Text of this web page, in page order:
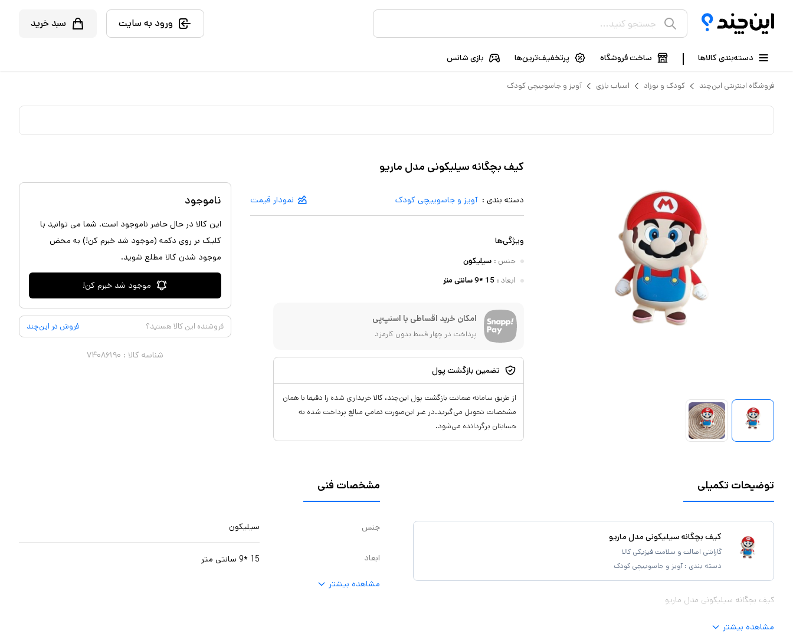
ورود به سایت سبد خرید
دسته‌بندی کالاها ساخت فروشگاه پرتخفیف‌ترین‌ها بازی شانس
فروشگاه اینترنتی این‌چند کودک و نوزاد اسباب بازی آویز و جاسوییچی کودک
کیف بچگانه سیلیکونی مدل ماریو
دسته بندی : آویز و جاسوییچی کودک نمودار قیمت
ویژگی‌ها
جنس : سیلیکون
ابعاد : 15 *9 سانتی متر
امکان خرید اقساطی با اسنپ‌پی
پرداخت در چهار قسط بدون کارمزد
تضمین بازگشت پول
از طریق سامانه ضمانت بازگشت پول این‌چند، کالا خریداری شده را دقیقا با همان
مشخصات تحویل می‌گیرید.در غیر این‌صورت تمامی مبالغ پرداخت شده به
حسابتان برگردانده می‌شود.
ناموجود
این کالا در حال حاضر ناموجود است. شما می توانید با
کلیک بر روی دکمه (موجود شد خبرم کن!) به محض
موجود شدن کالا مطلع شوید.
موجود شد خبرم کن!
فروشنده این کالا هستید؟ فروش در این‌چند
شناسه کالا : ۷۴۰۸۶۱۹۰
توضیحات تکمیلی
کیف بچگانه سیلیکونی مدل ماریو
گارانتی اصالت و سلامت فیزیکی کالا
دسته بندی : آویز و جاسوییچی کودک
کیف بچگانه سیلیکونی مدل ماریو
مشاهده بیشتر
مشخصات فنی
جنس سیلیکون
ابعاد 15 *9 سانتی متر
مشاهده بیشتر